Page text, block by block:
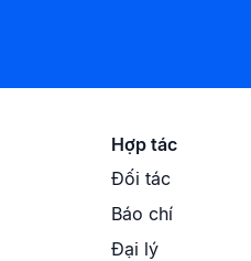
Hợp tác
Đối tác
Báo chí
Đại lý